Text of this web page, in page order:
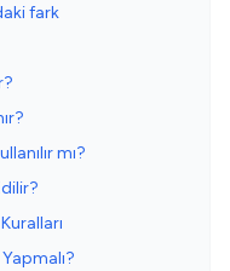
fark
mı?